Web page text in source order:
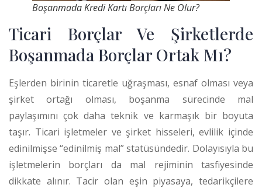
Boşanmada Kredi Kartı Borçları Ne Olur?
Ticari Borçlar Ve Şirketlerde
Boşanmada Borçlar Ortak Mı?
Eşlerden birinin ticaretle uğraşması, esnaf olması veya
şirket ortağı olması, boşanma sürecinde mal
paylaşımını çok daha teknik ve karmaşık bir boyuta
taşır. Ticari işletmeler ve şirket hisseleri, evlilik içinde
edinilmişse “edinilmiş mal” statüsündedir. Dolayısıyla bu
işletmelerin borçları da mal rejiminin tasfiyesinde
dikkate alınır. Tacir olan eşin piyasaya, tedarikçilere